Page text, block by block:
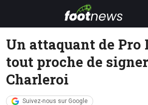
Un attaquant de Pro
tout proche de
Charleroi
Suivez-nous sur Google